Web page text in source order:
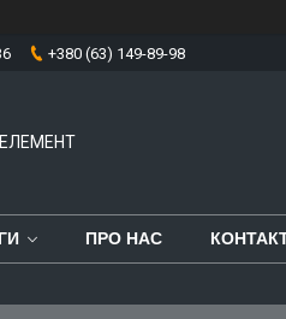
+380 (63) 149-89-98
ПРО НАС